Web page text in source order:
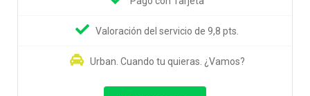
Valoración del servicio de 9,8 pts.
Urban. Cuando tu quieras. ¿Vamos?